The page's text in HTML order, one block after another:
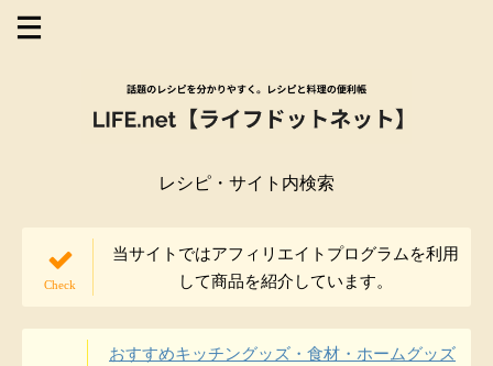
レシピ・サイト内検索
当サイトではアフィリエイトプログラムを利用
して商品を紹介しています。
おすすめキッチングッズ・食材・ホームグッズ